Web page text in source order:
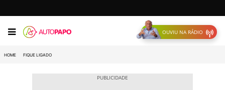
OUVIU NA RÁDIO
HOME FIQUE LIGADO